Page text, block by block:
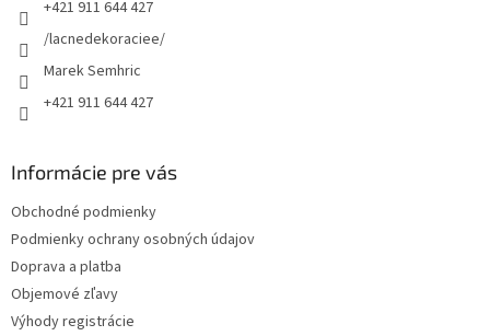
+421 911 644 427
/lacnedekoraciee/
Marek Semhric
+421 911 644 427
Informácie pre vás
Obchodné podmienky
Podmienky ochrany osobných údajov
Doprava a platba
Objemové zľavy
Výhody registrácie